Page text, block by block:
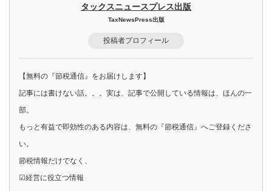
タックスニュースプレス出版
TaxNewsPress出版
投稿者プロフィール
【無料の『節税通信』をお届けします】
記事には書けない話。。。実は、記事で公開している情報は、ほんの一
部。
もっと有益で即効性のある内容は、無料の『節税通信』へご登録くださ
い。
節税情報だけでなく、
☑経営に役立つ情報